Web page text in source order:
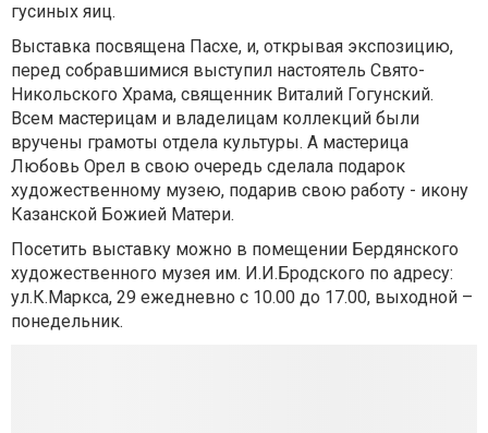
гусиных яиц.
Выставка посвящена Пасхе, и, открывая экспозицию,
перед собравшимися выступил настоятель Свято-
Никольского Храма, священник Виталий Гогунский.
Всем мастерицам и владелицам коллекций были
вручены грамоты отдела культуры. А мастерица
Любовь Орел в свою очередь сделала подарок
художественному музею, подарив свою работу - икону
Казанской Божией Матери.
Посетить выставку можно в помещении Бердянского
художественного музея им. И.И.Бродского по адресу:
ул.К.Маркса, 29 ежедневно с 10.00 до 17.00, выходной –
понедельник.